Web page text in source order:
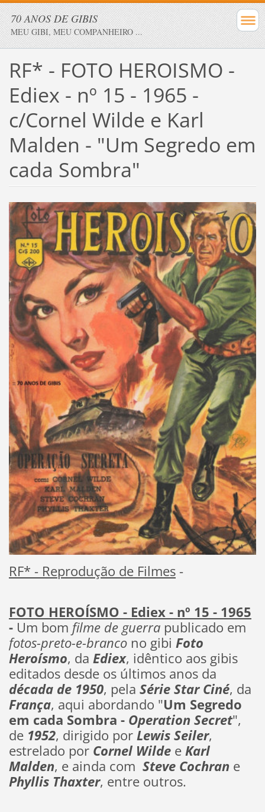
70 ANOS DE GIBIS
MEU GIBI, MEU COMPANHEIRO ...
RF* - FOTO HEROISMO -
Ediex - nº 15 - 1965 -
c/Cornel Wilde e Karl
Malden - "Um Segredo em
cada Sombra"
RF* - Reprodução de Filmes-
FOTO HEROÍSMO - Ediex - nº 15 - 1965
- Um bom filme de guerra publicado em
fotos-preto-e-branco no gibi Foto
Heroísmo, da Ediex, idêntico aos gibis
editados desde os últimos anos da
década de 1950, pela Série Star Ciné, da
França, aqui abordando "Um Segredo
em cada Sombra - Operation Secret",
de 1952, dirigido porLewis Seiler,
estrelado por Cornel WildeeKarl
Malden, e ainda com Steve Cochrane
Phyllis Thaxter, entre outros.